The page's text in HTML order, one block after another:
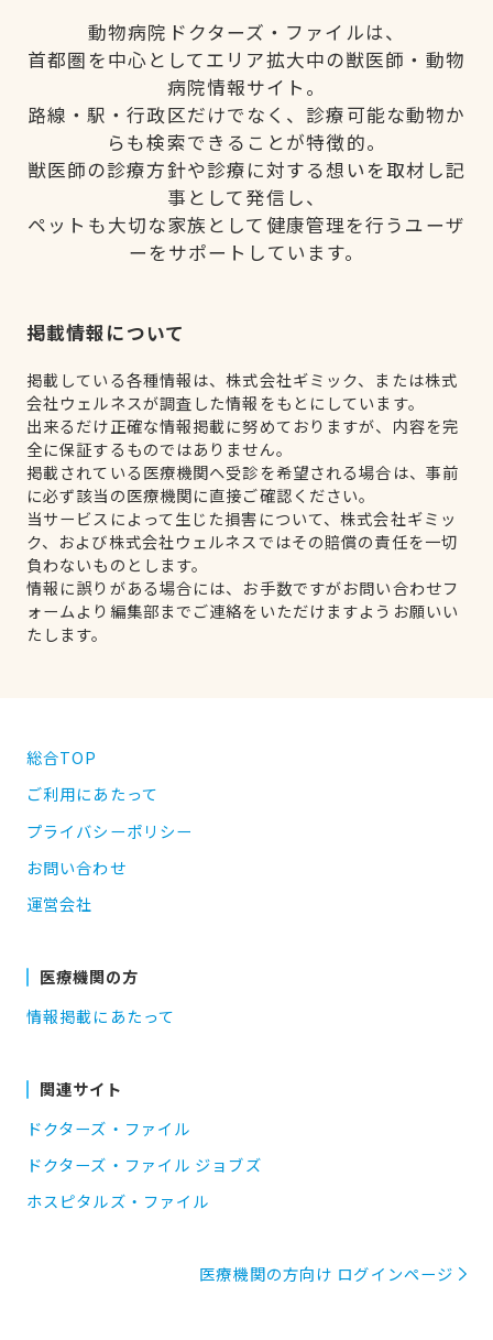
動物病院ドクターズ・ファイルは、
首都圏を中心としてエリア拡大中の獣医師・動物
病院情報サイト。
路線・駅・行政区だけでなく、診療可能な動物か
らも検索できることが特徴的。
獣医師の診療方針や診療に対する想いを取材し記
事として発信し、
ペットも大切な家族として健康管理を行うユーザ
ーをサポートしています。
掲載情報について
掲載している各種情報は、株式会社ギミック、または株式
会社ウェルネスが調査した情報をもとにしています。
出来るだけ正確な情報掲載に努めておりますが、内容を完
全に保証するものではありません。
掲載されている医療機関へ受診を希望される場合は、事前
に必ず該当の医療機関に直接ご確認ください。
当サービスによって生じた損害について、株式会社ギミッ
ク、および株式会社ウェルネスではその賠償の責任を一切
負わないものとします。
情報に誤りがある場合には、お手数ですがお問い合わせフ
ォームより編集部までご連絡をいただけますようお願いい
たします。
総合TOP
ご利用にあたって
プライバシーポリシー
お問い合わせ
運営会社
医療機関の方
情報掲載にあたって
関連サイト
ドクターズ・ファイル
ドクターズ・ファイル ジョブズ
ホスピタルズ・ファイル
医療機関の方向け ログインページ